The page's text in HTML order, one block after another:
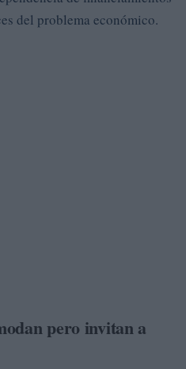
del problema económico.
pero invitan a